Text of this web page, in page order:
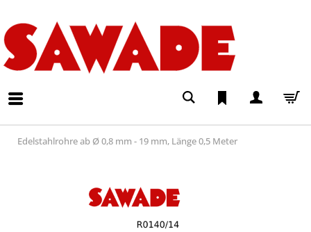
Edelstahlrohre ab Ø 0,8 mm - 19 mm, Länge 0,5 Meter